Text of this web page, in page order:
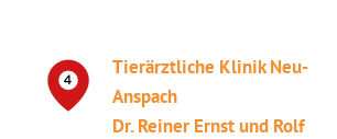
Tierärztliche Klinik Neu-
Anspach
Dr. Reiner Ernst und Rolf